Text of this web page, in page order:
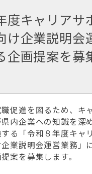
度キャリアサ
け企業説明会
企画提案を募
促進を図るため、キ
内企業への知識を深
る「令和８年度キャ
業説明会運営業務」
案を募集します。